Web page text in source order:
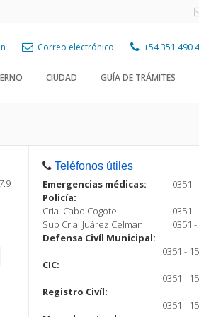
Correo electrónico +54 351 490
CIUDAD GUÍA DE TRÁMITES
Teléfonos útiles
Emergencias médicas:
0351
Policía:
Cria. Cabo Cogote
0351
Sub Cria. Juárez Celman
0351
Defensa Civíl Municipal:
0351 -
CIC:
0351 -
Registro Civíl:
0351 -